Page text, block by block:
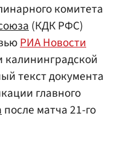
комитета
(КДК РФС)
РИА Новости
калининградской
текст документа
главного
после матча 21-го